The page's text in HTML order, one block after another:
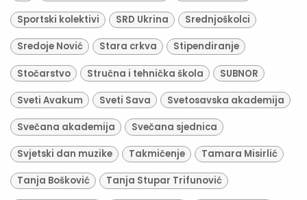
Sportski kolektivi SRD Ukrina Srednjoškolci
Sredoje Nović Stara crkva Stipendiranje
Stočarstvo Stručna i tehnička škola SUBNOR
Sveti Avakum Sveti Sava Svetosavska akademija
Svečana akademija Svečana sjednica
Svjetski dan muzike Takmičenje Tamara Misirlić
Tanja Bošković Tanja Stupar Trifunović